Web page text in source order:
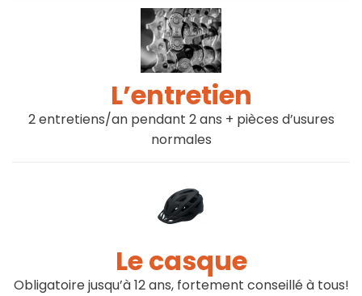
L’entretien
2 entretiens/an pendant 2 ans + pièces d’usures
normales
Le casque
Obligatoire jusqu’à 12 ans, fortement conseillé à tous!